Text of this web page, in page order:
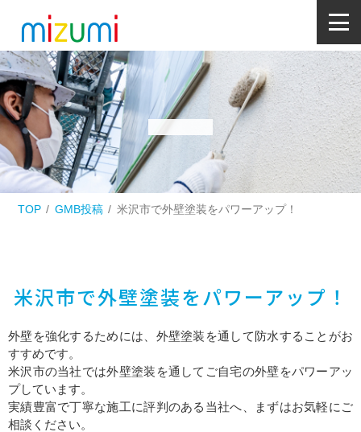
TOP GMB投稿 米沢市で外壁塗装をパワーアップ！
米沢市で外壁塗装をパワーアップ！
外壁を強化するためには、外壁塗装を通して防水することがお
すすめです。
米沢市の当社では外壁塗装を通してご自宅の外壁をパワーアッ
プしています。
実績豊富で丁寧な施工に評判のある当社へ、まずはお気軽にご
相談ください。